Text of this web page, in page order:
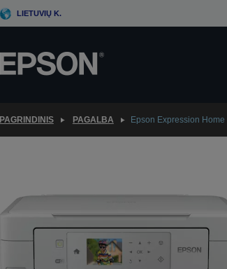
LIETUVIŲ K.
PAGRINDINIS PAGALBA Epson Expression Home